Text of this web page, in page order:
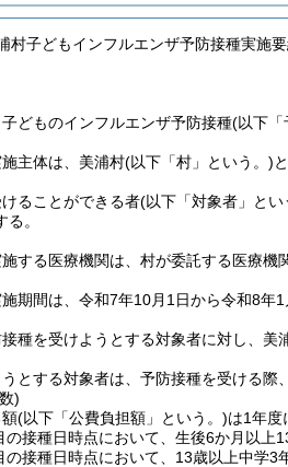
村子どもインフルエンザ予防接種実施要
どものインフルエンザ予防接種(以下「
主体は、美浦村(以下「村」という。)
ることができる者(以下「対象者」とい
。
する医療機関は、村が委託する医療機
期間は、令和7年10月1日から令和8年1
種を受けようとする対象者に対し、
とする対象者は、予防接種を受ける際、
)
(以下「公費負担額」という。)は1年度
の接種日時点において、生後6か月以
の接種日時点において、13歳以上中